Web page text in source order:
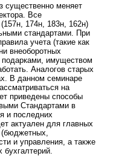
существенно меняет
Все
174н, 183н, 162н)
стандартами. При
учета (такие как
внеоборотных
имуществом
Аналогов старых
В данном семинаре
на
приведены способы
Стандартами в
и последних
актуален для главных
и управления, а также